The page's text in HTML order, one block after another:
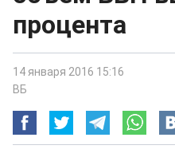
процента
14 января 2016 15:16
ВБ